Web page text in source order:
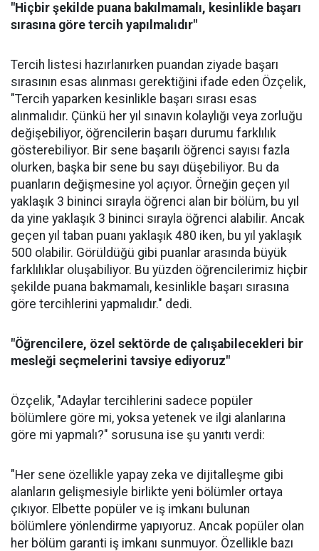
"Hiçbir şekilde puana bakılmamalı, kesinlikle başarı
sırasına göre tercih yapılmalıdır"
Tercih listesi hazırlanırken puandan ziyade başarı
sırasının esas alınması gerektiğini ifade eden Özçelik,
"Tercih yaparken kesinlikle başarı sırası esas
alınmalıdır. Çünkü her yıl sınavın kolaylığı veya zorluğu
değişebiliyor, öğrencilerin başarı durumu farklılık
gösterebiliyor. Bir sene başarılı öğrenci sayısı fazla
olurken, başka bir sene bu sayı düşebiliyor. Bu da
puanların değişmesine yol açıyor. Örneğin geçen yıl
yaklaşık 3 bininci sırayla öğrenci alan bir bölüm, bu yıl
da yine yaklaşık 3 bininci sırayla öğrenci alabilir. Ancak
geçen yıl taban puanı yaklaşık 480 iken, bu yıl yaklaşık
500 olabilir. Görüldüğü gibi puanlar arasında büyük
farklılıklar oluşabiliyor. Bu yüzden öğrencilerimiz hiçbir
şekilde puana bakmamalı, kesinlikle başarı sırasına
göre tercihlerini yapmalıdır." dedi.
"Öğrencilere, özel sektörde de çalışabilecekleri bir
mesleği seçmelerini tavsiye ediyoruz"
Özçelik, "Adaylar tercihlerini sadece popüler
bölümlere göre mi, yoksa yetenek ve ilgi alanlarına
göre mi yapmalı?" sorusuna ise şu yanıtı verdi:
"Her sene özellikle yapay zeka ve dijitalleşme gibi
alanların gelişmesiyle birlikte yeni bölümler ortaya
çıkıyor. Elbette popüler ve iş imkanı bulunan
bölümlere yönlendirme yapıyoruz. Ancak popüler olan
her bölüm garanti iş imkanı sunmuyor. Özellikle bazı